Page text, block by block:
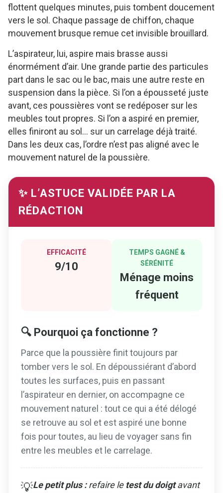
flottent quelques minutes, puis tombent doucement
vers le sol. Chaque passage de chiffon, chaque
mouvement brusque remue cet invisible brouillard.
L’aspirateur, lui, aspire mais brasse aussi
énormément d’air. Une grande partie des particules
part dans le sac ou le bac, mais une autre reste en
suspension dans la pièce. Si l’on a épousseté juste
avant, ces poussières vont se redéposer sur les
meubles tout propres. Si l’on a aspiré en premier,
elles finiront au sol… sur un carrelage déjà traité.
Dans les deux cas, l’ordre n’est pas aligné avec le
mouvement naturel de la poussière.
✨ L’ASTUCE VALIDÉE PAR LA
RÉDACTION
EFFICACITÉ
9/10
TEMPS GAGNÉ &
SÉRÉNITÉ
Ménage moins
fréquent
🔍 Pourquoi ça fonctionne ?
Parce que la poussière finit toujours par
tomber vers le sol. En dépoussiérant d’abord
toutes les surfaces, puis en passant
l’aspirateur en dernier, on accompagne ce
mouvement naturel : tout ce qui a été délogé
se retrouve au sol et est aspiré une bonne
fois pour toutes, au lieu de voyager sans fin
entre les meubles et le carrelage.
💡Le petit plus :refaire le test du doigtavant